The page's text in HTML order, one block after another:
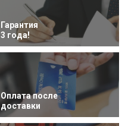
Гарантия
3 года!
Оплата после
доставки